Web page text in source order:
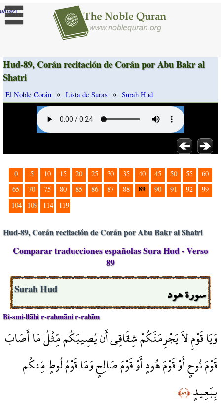
]
Hud-89, Corán recitación de Corán por Abu Bakr al
Shatri
El Noble Corán » Lista de Suras » Surah Hud
0 5 10 15 20 25 30 35 40 45 50 55
60
65
70 75 80 85 86 87 88 89 90 91 92
99
104
109 114 119
Hud-89, Corán recitación de Corán por Abu Bakr al Shatri
Comparar traducciones españolas Sura Hud - Verso
89
سورة هود Surah Hud
Bi-smi-llāhi r-rahmāni r-rahīm
وَيَا قَوْمِ لاَ يَجْرِمَنَّكُمْ شِقَاقِي أَن يُصِيبَكُم مِّثْلُ مَا أَصَابَ
قَوْمَ نُوحٍ أَوْ قَوْمَ هُودٍ أَوْ قَوْمَ صَالِحٍ وَمَا قَوْمُ لُوطٍ مِّنكُم
بِبَعِيدٍ﴿٨٩﴾